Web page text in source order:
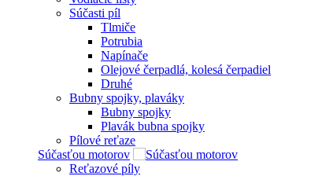
Súčasti píl
Tlmiče
Potrubia
Napínače
Olejové čerpadlá, kolesá čerpadiel
Druhé
Bubny spojky, plaváky
Bubny spojky
Plavák bubna spojky
Pílové reťaze
Súčasťou motorov
Reťazové píly